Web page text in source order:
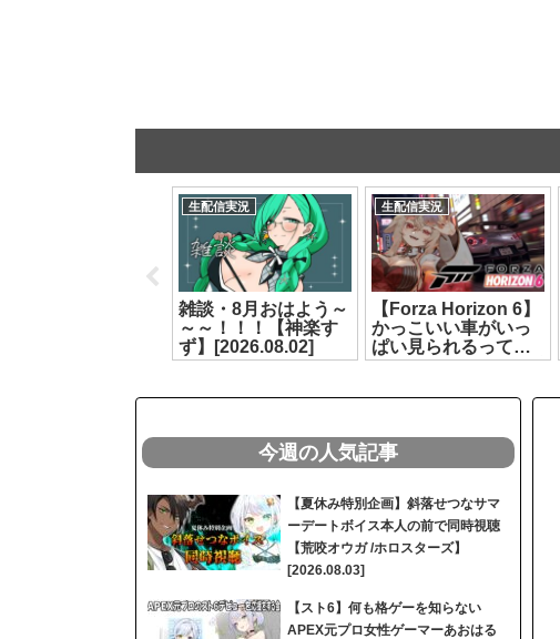
生配信実況
雑談・8月おはよう～
～～！！！【神楽す
ず】[2026.08.02]
生配信実況
【Forza Horizon 6】
かっこいい車がいっ
ぱい見られるってき
いて‼️【どっとライブ
[2026.07.07]
今週の人気記事
【夏休み特別企画】斜落せつなサマ
ーデートボイス本人の前で同時視聴
【荒咬オウガ /ホロスターズ】
[2026.08.03]
【スト6】何も格ゲーを知らない
APEX元プロ女性ゲーマーあおはる